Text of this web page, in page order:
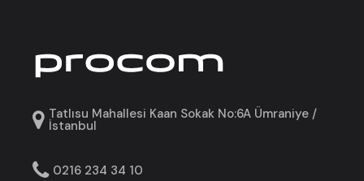
Tatlısu Mahallesi Kaan Sokak No:6A Ümraniye /
İstanbul
0216 234 34 10